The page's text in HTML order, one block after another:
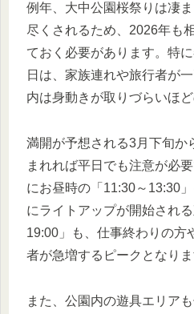
例年、大中公園桜祭りは凄
尽くされるため、2026年も
ておく必要があります。特
日は、家族連れや旅行者が
内は身動きが取りづらいほ
満開が予想される3月下旬か
まれれば平日でも注意が必
にお昼時の「11:30～13:30
にライトアップが開始され
19:00」も、仕事終わりの方
者が急増するピークとなりま
また、公園内の遊具エリア